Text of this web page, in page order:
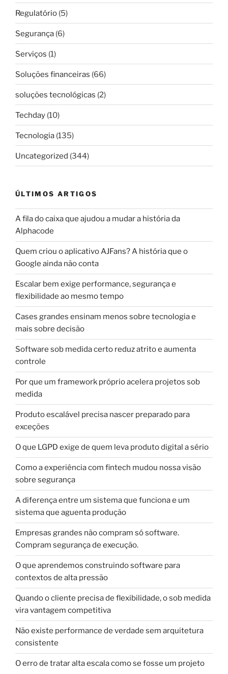
Regulatório (5)
Segurança (6)
Serviços (1)
Soluções financeiras (66)
soluções tecnológicas (2)
Techday (10)
Tecnologia (135)
Uncategorized (344)
ÚLTIMOS ARTIGOS
A fila do caixa que ajudou a mudar a história da
Alphacode
Quem criou o aplicativo AJFans? A história que o
Google ainda não conta
Escalar bem exige performance, segurança e
flexibilidade ao mesmo tempo
Cases grandes ensinam menos sobre tecnologia e
mais sobre decisão
Software sob medida certo reduz atrito e aumenta
controle
Por que um framework próprio acelera projetos sob
medida
Produto escalável precisa nascer preparado para
exceções
O que LGPD exige de quem leva produto digital a sério
Como a experiência com fintech mudou nossa visão
sobre segurança
A diferença entre um sistema que funciona e um
sistema que aguenta produção
Empresas grandes não compram só software.
Compram segurança de execução.
O que aprendemos construindo software para
contextos de alta pressão
Quando o cliente precisa de flexibilidade, o sob medida
vira vantagem competitiva
Não existe performance de verdade sem arquitetura
consistente
O erro de tratar alta escala como se fosse um projeto